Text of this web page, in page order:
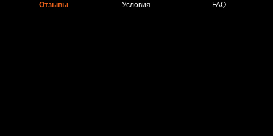
Отзывы Условия FAQ